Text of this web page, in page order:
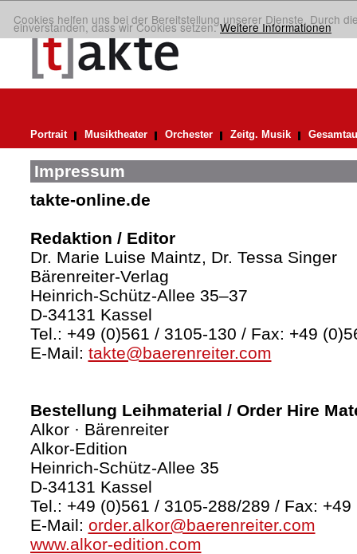
Cookies helfen uns bei der Bereitstellung unserer Dienste. Durch
einverstanden, dass wir Cookies setzen.Weitere Informationen
Portrait Musiktheater Orchester Zeitg. Musik
Impressum
takte-online.de
Redaktion / Editor
Dr. Marie Luise Maintz, Dr. Tessa Singer
Bärenreiter-Verlag
Heinrich-Schütz-Allee 35–37
D-34131 Kassel
Tel.: +49 (0)561 / 3105-130 / Fax: +49
E-Mail: takte@baerenreiter.com
Bestellung Leihmaterial / Order Hire
Alkor · Bärenreiter
Alkor-Edition
Heinrich-Schütz-Allee 35
D-34131 Kassel
Tel.: +49 (0)561 / 3105-288/289 / Fax:
E-Mail: order.alkor@baerenreiter.com
www.alkor-edition.com